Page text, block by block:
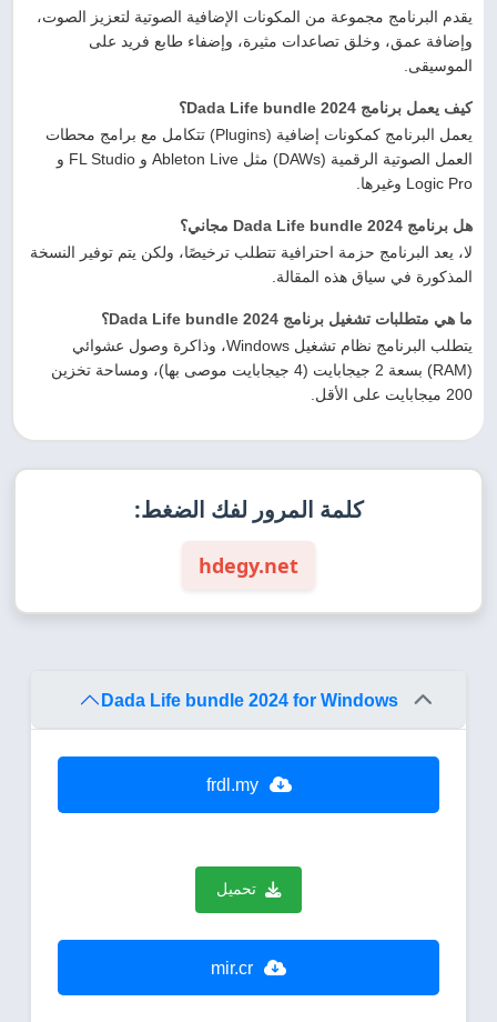
يقدم البرنامج مجموعة من المكونات الإضافية الصوتية لتعزيز الصوت،
وإضافة عمق، وخلق تصاعدات مثيرة، وإضفاء طابع فريد على
الموسيقى.
كيف يعمل برنامج Dada Life bundle 2024؟
يعمل البرنامج كمكونات إضافية (Plugins) تتكامل مع برامج محطات
العمل الصوتية الرقمية (DAWs) مثل Ableton Live و FL Studio و
Logic Pro وغيرها.
هل برنامج Dada Life bundle 2024 مجاني؟
لا، يعد البرنامج حزمة احترافية تتطلب ترخيصًا، ولكن يتم توفير النسخة
المذكورة في سياق هذه المقالة.
ما هي متطلبات تشغيل برنامج Dada Life bundle 2024؟
يتطلب البرنامج نظام تشغيل Windows، وذاكرة وصول عشوائي
(RAM) بسعة 2 جيجابايت (4 جيجابايت موصى بها)، ومساحة تخزين
200 ميجابايت على الأقل.
كلمة المرور لفك الضغط:
hdegy.net
Dada Life bundle 2024 for Windows
frdl.my
تحميل
mir.cr